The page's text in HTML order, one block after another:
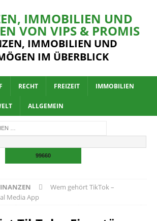
IMMOBILIEN UND
VON VIPS & PROMIS
IMMOBILIEN UND
IM ÜBERBLICK
RECHT FREIZEIT IMMOBILIEN
ALLGEMEIN
Wem gehört TikTok –
Media App